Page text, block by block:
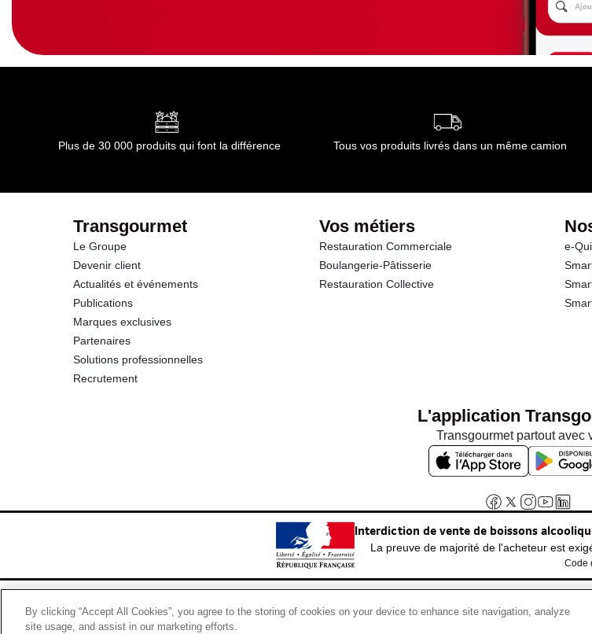
Plus de 30 000 produits qui font la différence Tous vos produits livrés dans un même camion
Transgourmet
Le Groupe
Devenir client
Actualités et événements
Publications
Marques exclusives
Partenaires
Solutions professionnelles
Recrutement
Vos métiers
Restauration Commerciale
Boulangerie-Pâtisserie
Restauration Collective
e-
L'application
Transgourmet partout avec
Interdiction de vente de boissons
La preuve de majorité de l'acheteur est
Code
© Tous
By clicking “Accept All Cookies”, you agree to the storing of cookies on your device to enhance site navigation, analyze
site usage, and assist in our marketing efforts.